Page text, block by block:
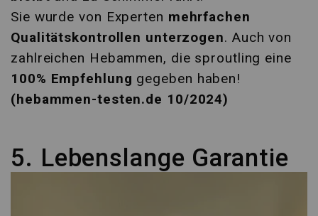
Sie wurde von Experten mehrfachen
Qualitätskontrollen unterzogen. Auch von
zahlreichen Hebammen, die sproutling eine
100% Empfehlung gegeben haben!
(hebammen-testen.de 10/2024)
5. Lebenslange Garantie